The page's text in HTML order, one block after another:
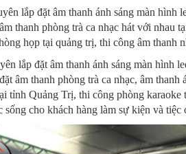
lắp đặt âm thanh ánh sáng màn hình
thanh phòng trà ca nhạc hát với nhau
họp tại quảng trị, thi công âm thanh
lắp đặt âm thanh ánh sáng màn hình
âm thanh phòng trà ca nhạc, âm thanh
tỉnh Quảng Trị, thi công phòng karaoke
sống cho khách hàng làm sự kiện và